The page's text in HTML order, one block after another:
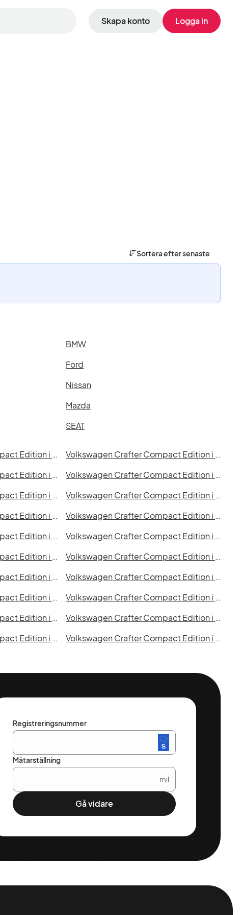
Skapa konto Logga in
Sortera eftersenaste
BMW
Ford
Nissan
Mazda
SEAT
Volkswagen Crafter Compact Edition i Helsingborg
Volkswagen Crafter Compact Edition i Jönköping
Volkswagen Crafter Compact Edition i Norrköping
Volkswagen Crafter Compact Edition i Linköping
Volkswagen Crafter Compact Edition i Halmstad
Volkswagen Crafter Compact Edition i Växjö
Volkswagen Crafter Compact Edition i Karlskrona
Volkswagen Crafter Compact Edition i Karlstad
Volkswagen Crafter Compact Edition i Umeå
Volkswagen Crafter Compact Edition i Varberg
Volkswagen Crafter Compact Edition i Gävle
Volkswagen Crafter Compact Edition i Luleå
Volkswagen Crafter Compact Edition i Uddevalla
Volkswagen Crafter Compact Edition i Västervik
Volkswagen Crafter Compact Edition i Borlänge
Volkswagen Crafter Compact Edition i Kiruna
Volkswagen Crafter Compact Edition i Sigtuna
Volkswagen Crafter Compact Edition i Skellefteå
Volkswagen Crafter Compact Edition i Alingsås Volkswagen Crafter Compact Edition i Båstad
Registreringsnummer
Mätarställning
mil
Gå vidare